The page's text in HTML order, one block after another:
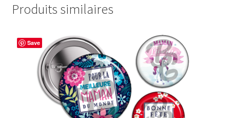
Produits similaires
Save